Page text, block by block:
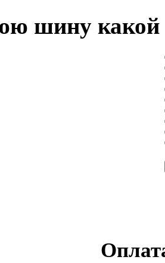
шину какой